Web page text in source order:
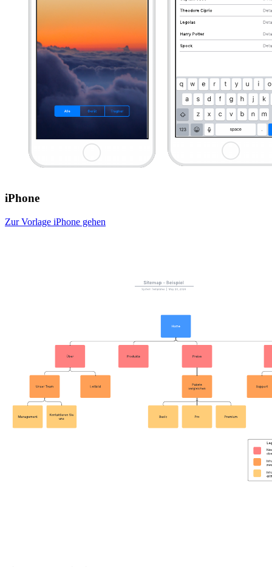
iPhone
Zur Vorlage iPhone gehen